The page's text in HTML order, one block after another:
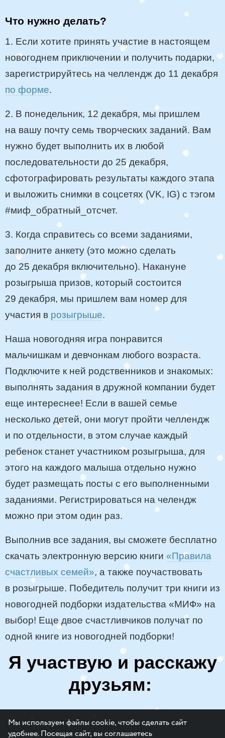
Что нужно делать?
1. Если хотите принять участие в настоящем
новогоднем приключении и получить подарки,
зарегистрируйтесь на челлендж до 11 декабря
по форме.
2. В понедельник, 12 декабря, мы пришлем
на вашу почту семь творческих заданий. Вам
нужно будет выполнить их в любой
последовательности до 25 декабря,
сфотографировать результаты каждого этапа
и выложить снимки в соцсетях (VK, IG) с тэгом
#миф_обратный_отсчет.
3. Когда справитесь со всеми заданиями,
заполните анкету (это можно сделать
до 25 декабря включительно). Накануне
розыгрыша призов, который состоится
29 декабря, мы пришлем вам номер для
участия в розыгрыше.
Наша новогодняя игра понравится
мальчишкам и девчонкам любого возраста.
Подключите к ней родственников и знакомых:
выполнять задания в дружной компании будет
еще интереснее! Если в вашей семье
несколько детей, они могут пройти челлендж
и по отдельности, в этом случае каждый
ребенок станет участником розыгрыша, для
этого на каждого малыша отдельно нужно
будет размещать посты с его выполненными
заданиями. Регистрироваться на челендж
можно при этом один раз.
Выполнив все задания, вы сможете бесплатно
скачать электронную версию книги «Правила
счастливых семей», а также поучаствовать
в розыгрыше. Победитель получит три книги из
новогодней подборки издательства «МИФ» на
выбор! Еще двое счастливчиков получат по
одной книге из новогодней подборки!
Я участвую и расскажу
друзьям:
Мы используем файлы cookie, чтобы сделать сайт
удобнее. Посещая сайт, вы соглашаетесь